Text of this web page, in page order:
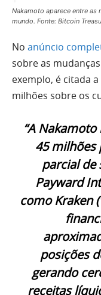
Nakamoto aparece entre as
mundo. Fonte: Bitcoin
No anúncio
sobre as
exemplo, é citada
milhões sobre os
“A
45 milhões
parcial de
Payward
como Kraken
posições
gerando
receitas